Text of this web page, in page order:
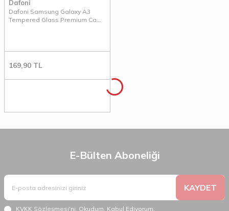
Dafoni
Dafoni Samsung Galaxy A3
Tempered Glass Premium Cam
169,90 TL
E-Bülten Aboneliği
KAYDET
KVKK Sözleşmesi'ni, Okudum, Kabul Ediyorum.